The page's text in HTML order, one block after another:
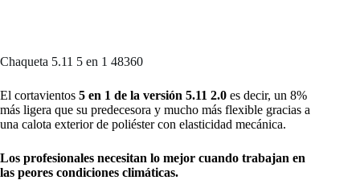
Chaqueta 5.11 5 en 1 48360
El cortavientos 5 en 1 de la versión 5.11 2.0 es decir, un 8%
más ligera que su predecesora y mucho más flexible gracias a
una calota exterior de poliéster con elasticidad mecánica.
Los profesionales necesitan lo mejor cuando trabajan en
las peores condiciones climáticas.